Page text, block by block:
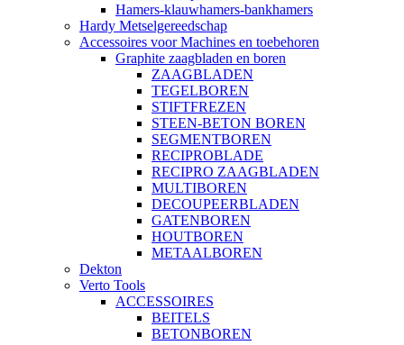
Hamers-klauwhamers-bankhamers
Hardy Metselgereedschap
Accessoires voor Machines en toebehoren
Graphite zaagbladen en boren
ZAAGBLADEN
TEGELBOREN
STIFTFREZEN
STEEN-BETON BOREN
SEGMENTBOREN
RECIPROBLADE
RECIPRO ZAAGBLADEN
MULTIBOREN
DECOUPEERBLADEN
GATENBOREN
HOUTBOREN
METAALBOREN
Dekton
Verto Tools
ACCESSOIRES
BEITELS
BETONBOREN